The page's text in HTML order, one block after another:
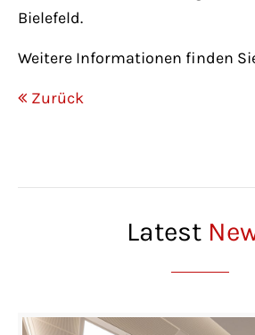
Bielefeld.
Weitere Informationen finden
Zurück
Latest